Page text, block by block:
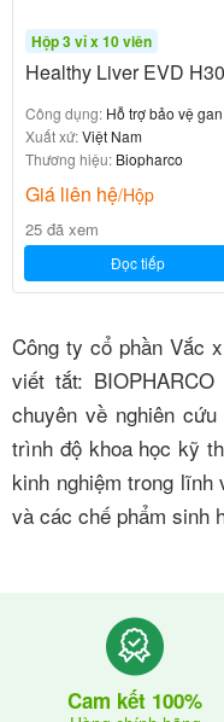
Hộp 3 vỉ x 10 viên
Healthy Liver EVD
Công dụng: Hỗ trợ bảo vệ gan
Xuất xứ:Việt Nam
Thương hiệu: Biopharco
Giá liên hệ/Hộp
25 đã xem
Đọc tiếp
Công ty cổ phần Vắc
viết tắt:
chuyên về nghiên
trình độ khoa học kỹ
kinh nghiệm trong
và các chế phẩm sinh
Cam kết 100%